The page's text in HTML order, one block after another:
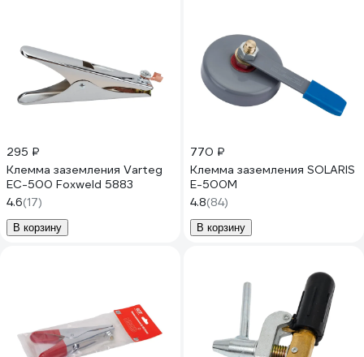
295 ₽
Клемма заземления Varteg
EC-500 Foxweld 5883
4.6(17)
В корзину
770 ₽
Клемма заземления SOLARIS
E-500M
4.8(84)
В корзину